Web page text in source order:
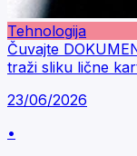
Tehnologija
Čuvajte
traži sliku lične
23/06/2026
•